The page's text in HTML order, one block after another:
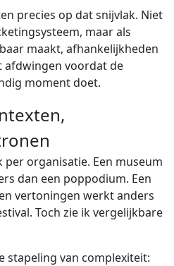
precies op dat snijvlak. Niet
maar als
maakt, afhankelijkheden
afdwingen voordat de
moment doet.
organisatie. Een museum
dan een poppodium. Een
vertoningen werkt anders
Toch zie ik vergelijkbare
stapeling van complexiteit: